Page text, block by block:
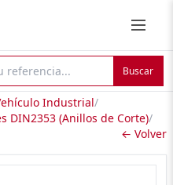
Buscar
Industrial/
DIN2353 (Anillos de Corte)/
← Volver